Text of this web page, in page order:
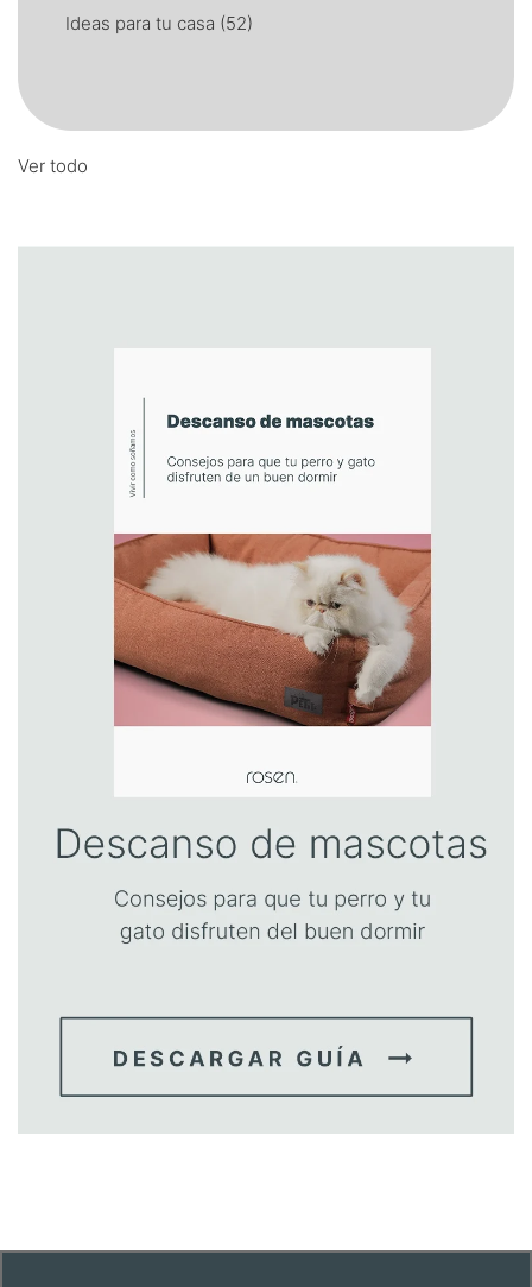
Ideas para tu casa (52)
Ver todo